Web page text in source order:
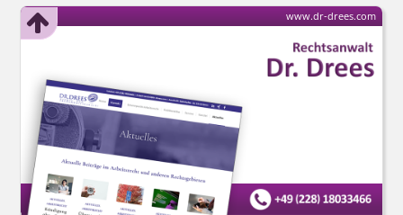
www.dr-drees.com